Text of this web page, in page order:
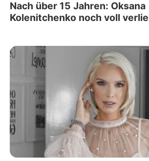
Nach über 15 Jahren: Oksana
Kolenitchenko noch voll